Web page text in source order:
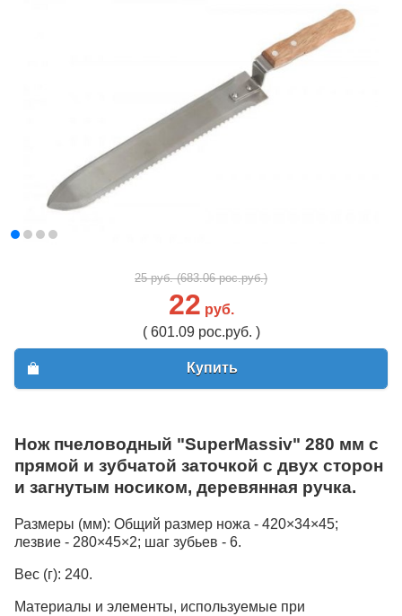
25 руб. (683.06 рос.руб.)
22 руб.
( 601.09 рос.руб. )
Купить
Нож пчеловодный "SuperMassiv" 280 мм c
прямой и зубчатой заточкой с двух сторон
и загнутым носиком, деревянная ручка.
Размеры (мм): Общий размер ножа - 420×34×45;
лезвие - 280×45×2; шаг зубьев - 6.
Вес (г): 240.
Материалы и элементы, используемые при